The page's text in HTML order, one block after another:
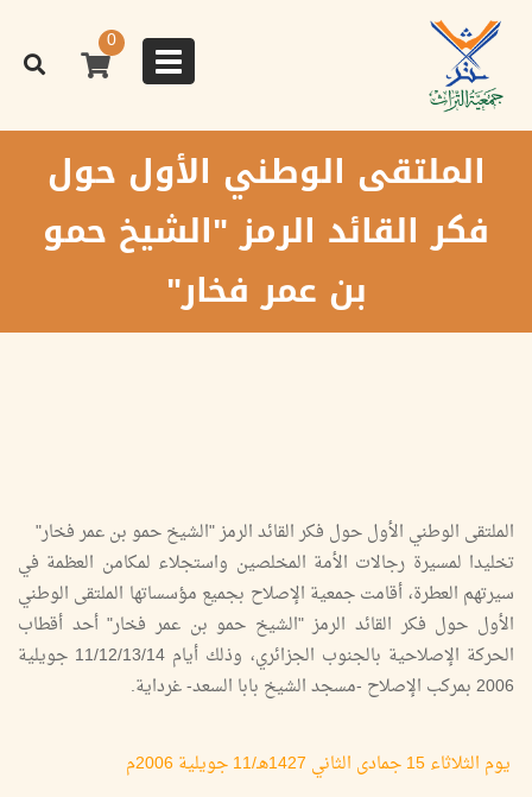
المحتوى
الرئيسي
Toggle
navigation
0
الملتقى الوطني الأول حول
فكر القائد الرمز "الشيخ حمو
بن عمر فخار"
الملتقى الوطني الأول حول فكر القائد الرمز "الشيخ حمو بن عمر فخار"
تخليدا لمسيرة رجالات الأمة المخلصين واستجلاء لمكامن العظمة في
سيرتهم العطرة، أقامت جمعية الإصلاح بجميع مؤسساتها الملتقى الوطني
الأول حول فكر القائد الرمز "الشيخ حمو بن عمر فخار" أحد أقطاب
الحركة الإصلاحية بالجنوب الجزائري، وذلك أيام 11/12/13/14 جويلية
2006 بمركب الإصلاح -مسجد الشيخ بابا السعد- غرداية.
يوم الثلاثاء 15 جمادى الثاني 1427هـ/11 جويلية 2006م